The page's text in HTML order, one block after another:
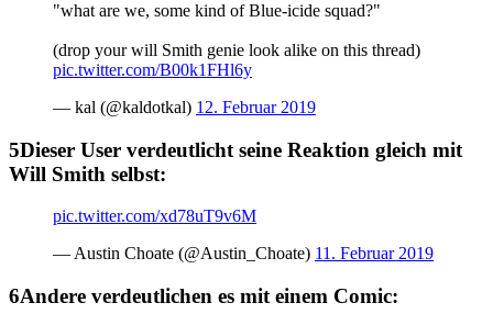
"what are we, some kind of Blue-icide squad?"
(drop your will Smith genie look alike on this thread)
pic.twitter.com/B00k1FHl6y
— kal (@kaldotkal) 12. Februar 2019
Dieser User verdeutlicht seine Reaktion gleich mit
Will Smith selbst:
pic.twitter.com/xd78uT9v6M
— Austin Choate (@Austin_Choate) 11. Februar 2019
Andere verdeutlichen es mit einem Comic: